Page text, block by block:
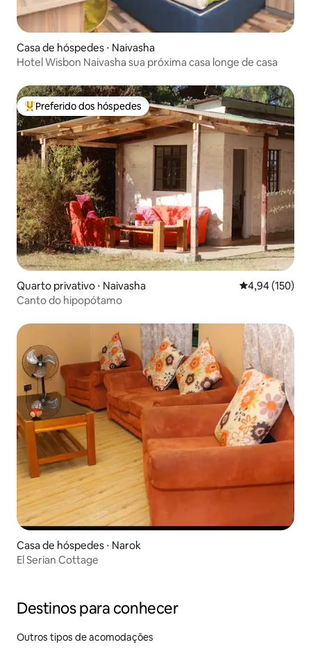
Casa de hóspedes ⋅ Naivasha
Hotel Wisbon Naivasha sua próxima casa longe de casa
Entre os melhores preferidos dos hóspedes
Preferido dos hóspedes
Quarto privativo ⋅ Naivasha 4,94 de uma
4,94 (150)
Canto do hipopótamo
Casa de hóspedes ⋅ Narok
El Serian Cottage
Destinos para conhecer
Outros tipos de acomodações